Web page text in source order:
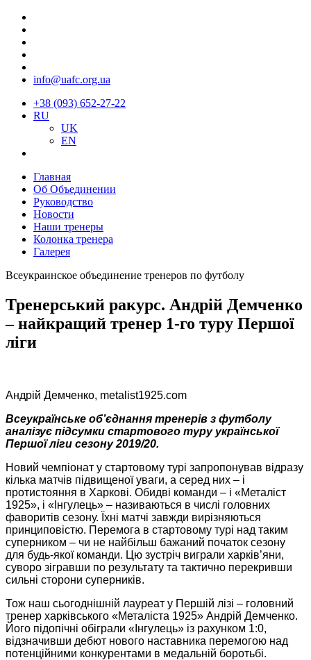
info@uafc.org.ua
+38 (093) 652-27-22
RU
UK
EN
Главная
Об Объединении
Руководство
Новости
Наши тренеры
Колонка тренера
Галерея
Всеукраинское объединение тренеров по футболу
Тренерський ракурс. Андрій Демченко
– найкращий тренер 1-го туру Першої
ліги
Андрій Демченко, metalist1925.com
Всеукраїнське об’єднання тренерів з футболу
аналізує підсумки стартового туру української
Першої ліги сезону2019/20.
Новий чемпіонат у стартовому турі запропонував відразу
кілька матчів підвищеної уваги, а серед них – і
протистояння в Харкові. Обидві команди – і «Металіст
1925», і «Інгулець» – називаються в числі головних
фаворитів сезону. Їхні матчі завжди вирізняються
принциповістю. Перемога в стартовому турі над таким
суперником – чи не найбільш бажаний початок сезону
для будь-якої команди. Цю зустріч виграли харків’яни,
суворо зігравши по результату та тактично перекривши
сильні сторони суперників.
Тож наш сьогоднішній лауреат у Першій лізі – головний
тренер харківського «Металіста 1925» Андрій Демченко.
Його підопічні обіграли «Інгулець» із рахунком 1:0,
відзначивши дебют нового наставника перемогою над
потенційними конкурентами в медальній боротьбі.